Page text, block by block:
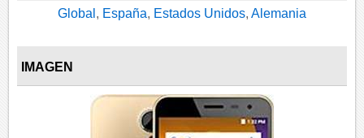
Global , España, Estados Unidos, Alemania
IMAGEN